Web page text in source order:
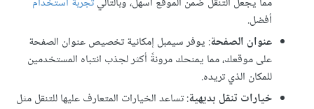
أفضل.
عنوان الصفحة: يوفر سيمبل إمكانية تخصيص عنوان الصفحة
على موقعك، مما يمنحك مرونةً أكثر لجذب انتباه المستخدمين
للمكان الذي تريده.
خيارات تنقل بديهية: تساعد الخيارات المتعارف عليها للتنقل مثل